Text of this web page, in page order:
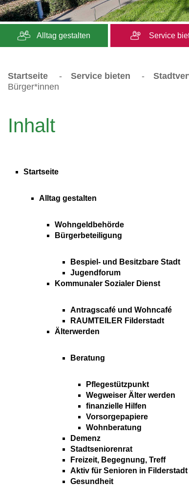
Alltag gestalten Service
Startseite - Service bieten -
Bürger*innen
Inhalt
Startseite
Alltag gestalten
Wohngeldbehörde
Bürgerbeteiligung
Bespiel- und Besitzbare Stadt
Jugendforum
Kommunaler Sozialer Dienst
Antragscafé und Wohncafé
RAUMTEILER Filderstadt
Älterwerden
Beratung
Pflegestützpunkt
Wegweiser Älter werden
finanzielle Hilfen
Vorsorgepapiere
Wohnberatung
Demenz
Stadtseniorenrat
Freizeit, Begegnung, Treff
Aktiv für Senioren in Filderstadt
Gesundheit